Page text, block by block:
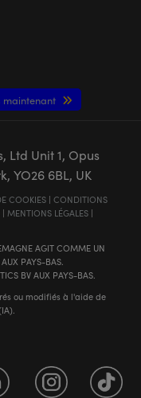
maintenant
Ltd Unit 1, Opus
YO26 6BL, UK
COOKIES| CONDITIONS
| MENTIONS LÉGALES|
AGIT COMME UN
PAYS-BAS.
BV AUX PAYS-BAS.
ou modifiés à l'aide de